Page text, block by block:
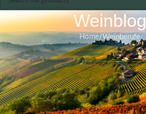
Weinblog
Home Weinberufe